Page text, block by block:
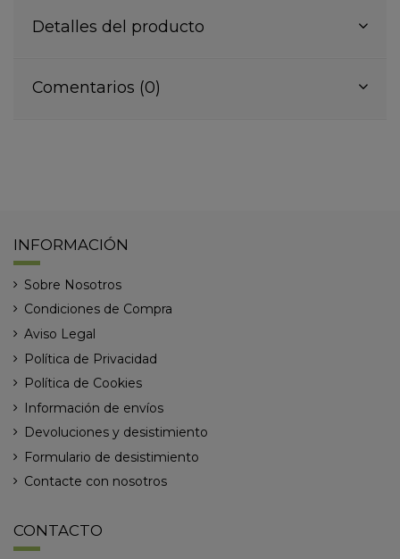
Detalles del producto
Comentarios (0)
INFORMACIÓN
Sobre Nosotros
Condiciones de Compra
Aviso Legal
Política de Privacidad
Política de Cookies
Información de envíos
Devoluciones y desistimiento
Formulario de desistimiento
Contacte con nosotros
CONTACTO